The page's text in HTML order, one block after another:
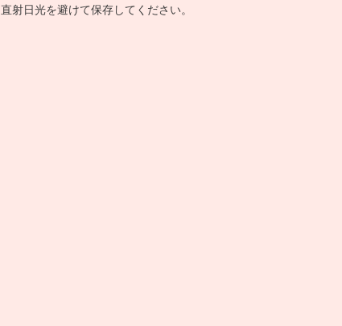
直射日光を避けて保存してください。